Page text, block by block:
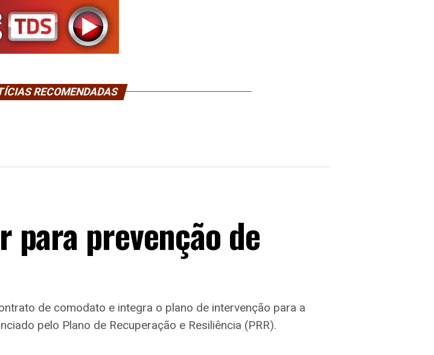
RECOMENDADAS
prevenção de
de comodato e integra o plano de intervenção para a
pelo Plano de Recuperação e Resiliência (PRR).